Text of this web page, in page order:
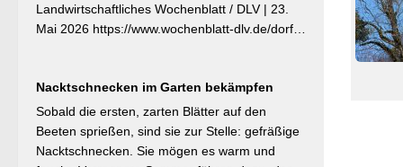
Landwirtschaftliches Wochenblatt / DLV | 23.
Mai 2026 https://www.wochenblatt-dlv.de/dorf-
Bayerische Pflanze des Jahres 2026 wurde die
Calibrachoa ‚Feenstaub‘ gekürt — eine
Hängeglöckchen-Sorte mit pink-rosa
gemusterten Blüten, die ohne Ausputzen von
Nacktschnecken im Garten bekämpfen
Sobald die ersten, zarten Blätter auf den
Beeten sprießen, sind sie zur Stelle: gefräßige
Nacktschnecken. Sie mögen es warm und